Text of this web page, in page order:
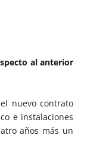
al anterior
nuevo contrato
e instalaciones
años más un